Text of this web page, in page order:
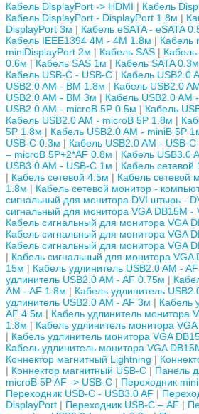
Кабель DisplayPort -> HDMI
Кабель
Кабель DisplayPort - DisplayPort 1.8м
DisplayPort 3м
Кабель eSATA - eSATA
Кабель IEEE1394 4M - 4M 1.8м
Кабель
miniDisplayPort 2м
Кабель SAS
0.6м
Кабель SAS 1м Кабель SATA 0.3м
Кабель USB-C - USB-C
Кабель USB2.0
USB2.0 AM - BM 1.8м
Кабель USB2.0
USB2.0 AM - BM 3м
Кабель USB2.0 AM
USB2.0 AM - microB 5P 0.5м
Кабель
Кабель USB2.0 AM - microB 5P 1.8м
5P 1.8м
Кабель USB2.0 AM - miniB 5P
USB-C 0.3м
Кабель USB2.0 AM - USB-
– microB 5P+2*AF 0.8м
Кабель USB3.0
USB3.0 AM - USB-C 1м
Кабель сетевой
Кабель сетевой 4.5м
Кабель сетевой
1.8м
Кабель сетевой монитор -
сигнальный для монитора DVI штырь -
сигнальный для монитора VGA DB15M -
Кабель сигнальный для монитора VGA
Кабель сигнальный для монитора VGA
Кабель сигнальный для монитора VGA
Кабель сигнальный для монитора VGA
15м
Кабель удлинитель USB2.0 AM -
удлинитель USB2.0 AM - AF 0.75м
AM - AF 1.8м
Кабель удлинитель
удлинитель USB2.0 AM - AF 3м
Кабель
AF 4.5м
Кабель удлинитель монитора
1.8м
Кабель удлинитель монитора
Кабель удлинитель монитора VGA
Кабель удлинитель монитора VGA
Коннектор магнитный Lightning
Коннектор магнитный USB-C
Панель
microB 5P AF -> USB-C
Переходник
Переходник USB-C - USB3.0 AF
DisplayPort
Переходник USB-С – AF